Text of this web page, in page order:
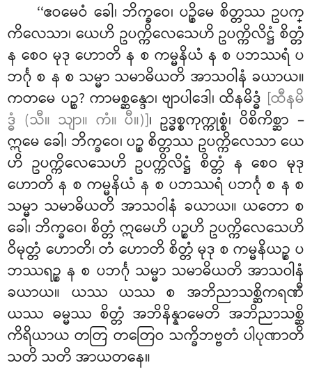
‘‘ဧဝမေဝံ ခေါ၊ ဘိက္ခဝေ၊ ပဉ္စိမေ စိတ္တဿ ဥပက္
ကိလေသာ၊ ယေဟိ ဥပက္ကိလေသေဟိ ဥပက္ကိလိဋ္ဌံ စိတ္တံ
န စေဝ မုဒု ဟောတိ န စ ကမ္မနိယံ န စ ပဘဿရံ ပ
ဘင်္ဂု စ န စ သမ္မာ သမာဓိယတိ အာသဝါနံ ခယာယ။
ကတမေ ပဉ္စ? ကာမစ္ဆန္ဒော၊ ဗျာပါဒေါ၊ ထိနမိဒ္ဓံ [ထီနမိ
ဒ္ဓံ (သီ။ သျာ။ ကံ။ ပီ။)]၊ ဥဒ္ဓစ္စကုက္ကုစ္စံ၊ ဝိစိကိစ္ဆာ –
ဣမေ ခေါ၊ ဘိက္ခဝေ၊ ပဉ္စ စိတ္တဿ ဥပက္ကိလေသာ ယေ
ဟိ ဥပက္ကိလေသေဟိ ဥပက္ကိလိဋ္ဌံ စိတ္တံ န စေဝ မုဒု
ဟောတိ န စ ကမ္မနိယံ န စ ပဘဿရံ ပဘင်္ဂု စ န စ
သမ္မာသမာဓိယတိ အာသဝါနံ ခယာယ။ ယတော စ
ခေါ၊ ဘိက္ခဝေ၊ စိတ္တံ ဣမေဟိ ပဉ္စဟိ ဥပက္ကိလေသေဟိ
ဝိမုတ္တံ ဟောတိ၊ တံ ဟောတိ စိတ္တံ မုဒု စ ကမ္မနိယဉ္စ ပ
ဘဿရဉ္စ န စ ပဘင်္ဂု သမ္မာ သမာဓိယတိ အာသဝါနံ
ခယာယ။ ယဿ ယဿ စ အဘိညာသစ္ဆိကရဏီ
ယဿ ဓမ္မဿ စိတ္တံ အဘိနိန္နာမေတိ အဘိညာသစ္ဆိ
ကိရိယာယ တတြ တတြေဝ သက္ခိဘဗ္ဗတံ ပါပုဏာတိ
သတိ သတိ အာယတနေ။